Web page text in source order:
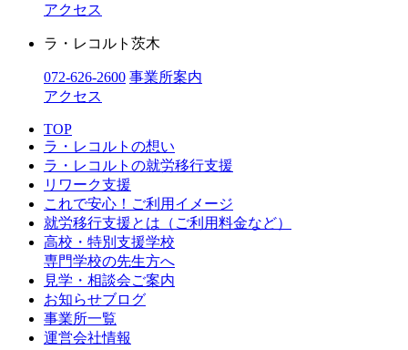
アクセス
ラ・レコルト茨木
072-626-2600 事業所案内
アクセス
TOP
ラ・レコルトの想い
ラ・レコルトの就労移行支援
リワーク支援
これで安心！ご利用イメージ
就労移行支援とは（ご利用料金など）
高校・特別支援学校
専門学校の先生方へ
見学・相談会ご案内
お知らせブログ
事業所一覧
運営会社情報